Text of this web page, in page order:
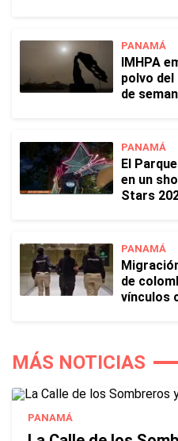
PANAMÁ
IMHPA
polvo del
de
PANAMÁ
El
en un
Stars
PANAMÁ
de
vínculos
MÁS NOTICIAS
PANAMÁ